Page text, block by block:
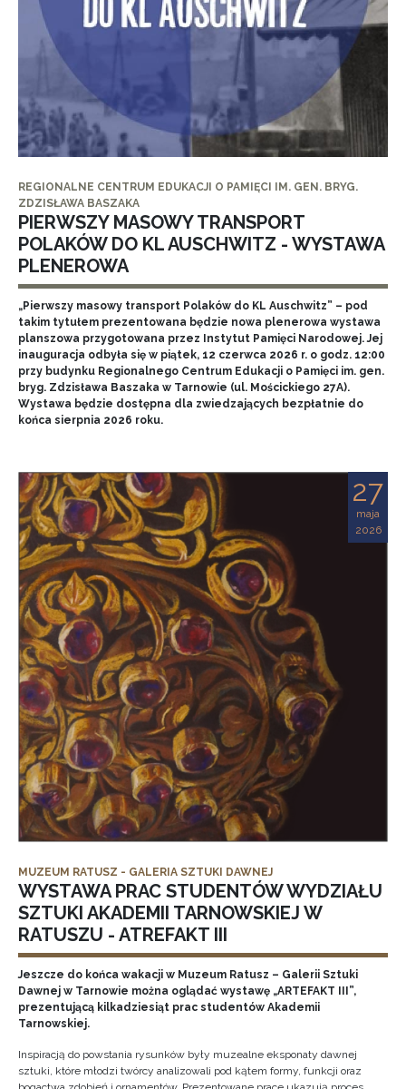
REGIONALNE CENTRUM EDUKACJI O PAMIĘCI IM. GEN. BRYG.
ZDZISŁAWA BASZAKA
PIERWSZY MASOWY TRANSPORT
POLAKÓW DO KL AUSCHWITZ - WYSTAWA
PLENEROWA
„Pierwszy masowy transport Polaków do KL Auschwitz” – pod
takim tytułem prezentowana będzie nowa plenerowa wystawa
planszowa przygotowana przez Instytut Pamięci Narodowej. Jej
inauguracja odbyła się w piątek, 12 czerwca 2026 r. o godz. 12:00
przy budynku Regionalnego Centrum Edukacji o Pamięci im. gen.
bryg. Zdzisława Baszaka w Tarnowie (ul. Mościckiego 27A).
Wystawa będzie dostępna dla zwiedzających bezpłatnie do
końca sierpnia 2026 roku.
27
maja
2026
MUZEUM RATUSZ - GALERIA SZTUKI DAWNEJ
WYSTAWA PRAC STUDENTÓW WYDZIAŁU
SZTUKI AKADEMII TARNOWSKIEJ W
RATUSZU - ATREFAKT III
Jeszcze do końca wakacji w Muzeum Ratusz – Galerii Sztuki
Dawnej w Tarnowie można oglądać wystawę „ARTEFAKT III”,
prezentującą kilkadziesiąt prac studentów Akademii
Tarnowskiej.
Inspiracją do powstania rysunków były muzealne eksponaty dawnej
sztuki, które młodzi twórcy analizowali pod kątem formy, funkcji oraz